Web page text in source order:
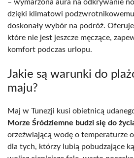
– wymarzona aura na odkrywanie
dzięki klimatowi
doskonały wybór na podróż.
które nie jest jeszcze męczące,
komfort podczas urlopu.
Jakie są warunki do
maju?
Maj w Tunezji kusi obietnicą
Morze Śródziemne budzi się do
orzeźwiającą wodę o temperaturze
dla tych, którzy lubią pobudzające